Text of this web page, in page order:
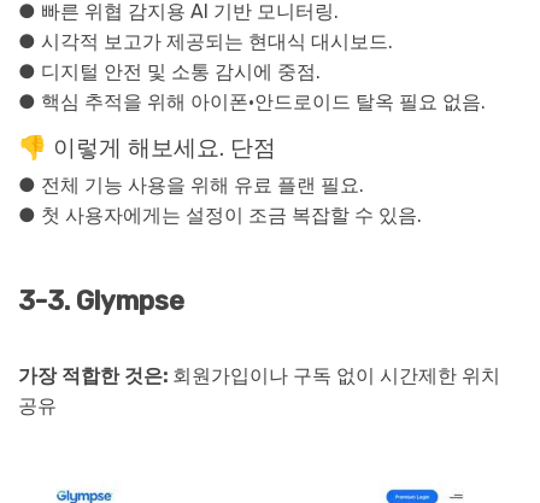
● 빠른 위협 감지용 AI 기반 모니터링.
● 시각적 보고가 제공되는 현대식 대시보드.
● 디지털 안전 및 소통 감시에 중점.
● 핵심 추적을 위해 아이폰·안드로이드 탈옥 필요 없음.
👎 이렇게 해보세요. 단점
● 전체 기능 사용을 위해 유료 플랜 필요.
● 첫 사용자에게는 설정이 조금 복잡할 수 있음.
3-3. Glympse
가장 적합한 것은: 회원가입이나 구독 없이 시간제한 위치
공유